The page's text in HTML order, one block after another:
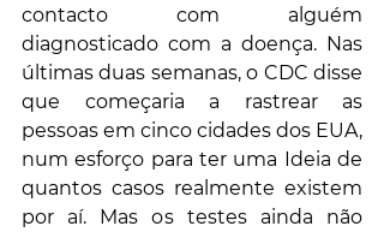
contacto com alguém
diagnosticado com a doença. Nas
últimas duas semanas, o CDC disse
que começaria a rastrear as
pessoas em cinco cidades dos EUA,
num esforço para ter uma Ideia de
quantos casos realmente existem
por aí. Mas os testes ainda não